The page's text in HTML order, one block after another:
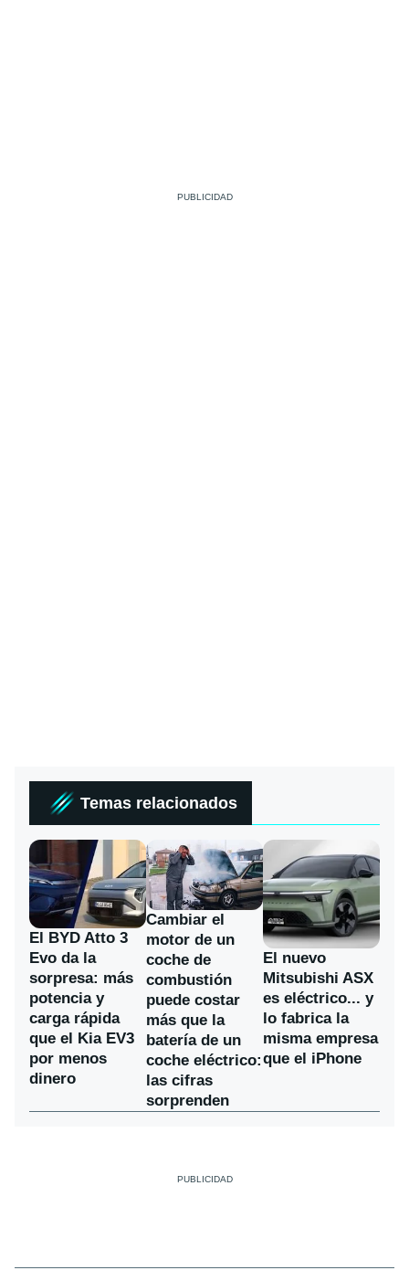
Temas relacionados
El BYD Atto 3
Evo da la
sorpresa: más
potencia y
carga rápida
que el Kia EV3
por menos
dinero
Cambiar el
motor de un
coche de
combustión
puede costar
más que la
batería de un
coche eléctrico:
las cifras
sorprenden
El nuevo
Mitsubishi ASX
es eléctrico... y
lo fabrica la
misma empresa
que el iPhone